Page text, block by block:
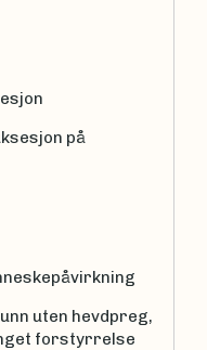
på
uten hevdpreg,
forstyrrelse